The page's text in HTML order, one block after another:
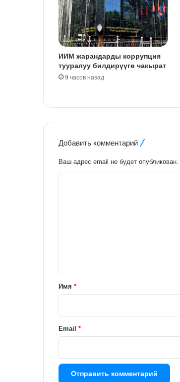
ИИМ жарандарды коррупция
тууралуу билдирүүгө чакырат
9 часов назад
Добавить комментарий
Ваш адрес email не будет опубликован.
а
и
й
Имя *
Email *